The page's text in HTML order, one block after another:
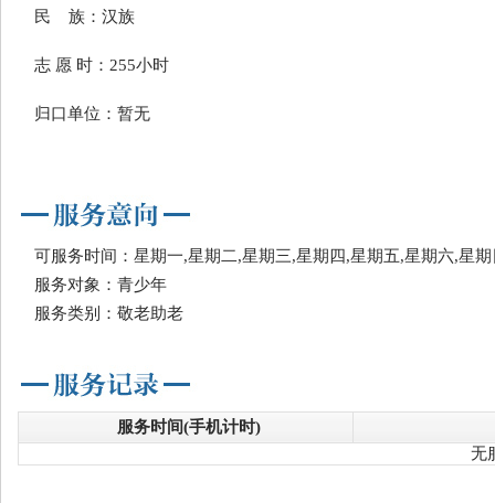
民 族：汉族
志 愿 时：255小时
归口单位：暂无
可服务时间：星期一,星期二,星期三,星期四,星期五,星期六,星期
服务对象：青少年
服务类别：敬老助老